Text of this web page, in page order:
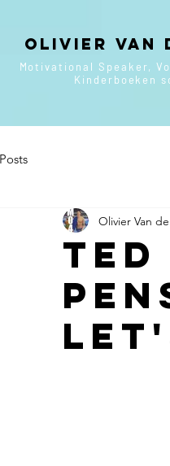
Olivier van
Motivational Speaker,
Kinderboeken
Olivier Van